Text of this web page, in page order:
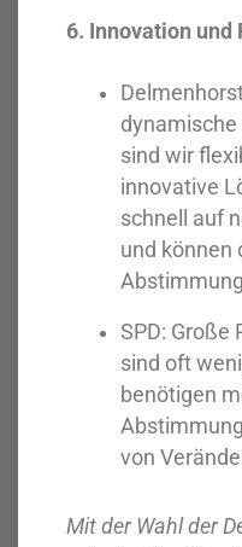
6. Innovation
sind wir
innovative
schnell auf
und können
SPD: Große
sind oft
benötigen
von
Mit der Wahl der